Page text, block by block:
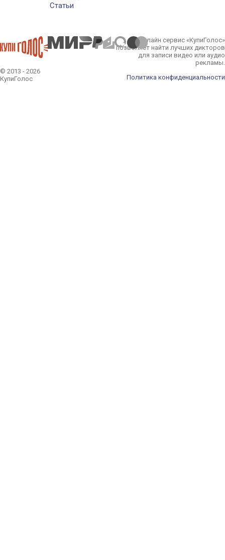
Статьи
© 2013 - 2026
КупиГолос
Онлайн сервис «КупиГолос»
позволяет найти лучших дикторов
для записи видео или аудио
рекламы.
Политика конфиденциальности